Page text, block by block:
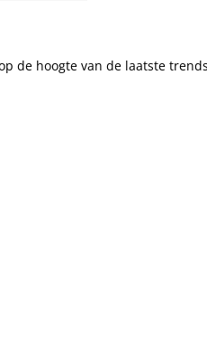
de hoogte van de laatste